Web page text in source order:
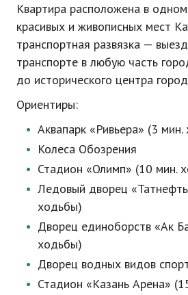
Квартира расположена в
красивых и живописных мест
транспортная развязка —
транспорте в любую часть
до исторического центра
Ориентиры:
Аквапарк «Ривьера» (3
Колеса Обозрения
Стадион «Олимп» (10 мин.
Ледовый дворец
ходьбы)
Дворец единоборств «Ак
ходьбы)
Дворец водных видов
Стадион «Казань Арена»